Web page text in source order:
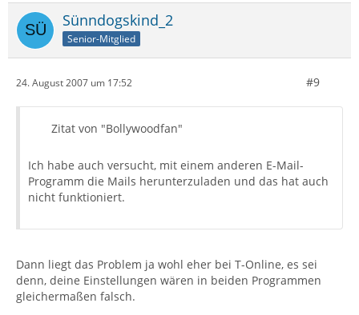
Sünndogskind_2
Senior-Mitglied
24. August 2007 um 17:52 #9
Zitat von "Bollywoodfan"
Ich habe auch versucht, mit einem anderen E-Mail-
Programm die Mails herunterzuladen und das hat auch
nicht funktioniert.
Dann liegt das Problem ja wohl eher bei T-Online, es sei
denn, deine Einstellungen wären in beiden Programmen
gleichermaßen falsch.